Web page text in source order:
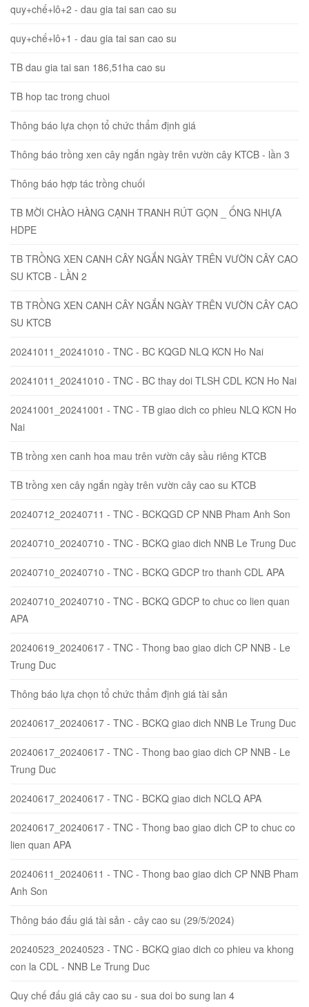
quy+chế+lô+2 - dau gia tai san cao su
quy+chế+lô+1 - dau gia tai san cao su
TB dau gia tai san 186,51ha cao su
TB hop tac trong chuoi
Thông báo lựa chọn tổ chức thẩm định giá
Thông báo trồng xen cây ngắn ngày trên vườn cây KTCB - lần 3
Thông báo hợp tác trồng chuối
TB MỜI CHÀO HÀNG CẠNH TRANH RÚT GỌN _ ỐNG NHỰA
HDPE
TB TRỒNG XEN CANH CÂY NGẮN NGÀY TRÊN VƯỜN CÂY CAO
SU KTCB - LẦN 2
TB TRỒNG XEN CANH CÂY NGẮN NGÀY TRÊN VƯỜN CÂY CAO
SU KTCB
20241011_20241010 - TNC - BC KQGD NLQ KCN Ho Nai
20241011_20241010 - TNC - BC thay doi TLSH CDL KCN Ho Nai
20241001_20241001 - TNC - TB giao dich co phieu NLQ KCN Ho
Nai
TB trồng xen canh hoa mau trên vườn cây sầu riêng KTCB
TB trồng xen cây ngắn ngày trên vườn cây cao su KTCB
20240712_20240711 - TNC - BCKQGD CP NNB Pham Anh Son
20240710_20240710 - TNC - BCKQ giao dich NNB Le Trung Duc
20240710_20240710 - TNC - BCKQ GDCP tro thanh CDL APA
20240710_20240710 - TNC - BCKQ GDCP to chuc co lien quan
APA
20240619_20240617 - TNC - Thong bao giao dich CP NNB - Le
Trung Duc
Thông báo lựa chọn tổ chức thẩm định giá tài sản
20240617_20240617 - TNC - BCKQ giao dich NNB Le Trung Duc
20240617_20240617 - TNC - Thong bao giao dich CP NNB - Le
Trung Duc
20240617_20240617 - TNC - BCKQ giao dich NCLQ APA
20240617_20240617 - TNC - Thong bao giao dich CP to chuc co
lien quan APA
20240611_20240611 - TNC - Thong bao giao dich CP NNB Pham
Anh Son
Thông báo đấu giá tài sản - cây cao su (29/5/2024)
20240523_20240523 - TNC - BCKQ giao dich co phieu va khong
con la CDL - NNB Le Trung Duc
Quy chế đấu giá cây cao su - sua doi bo sung lan 4